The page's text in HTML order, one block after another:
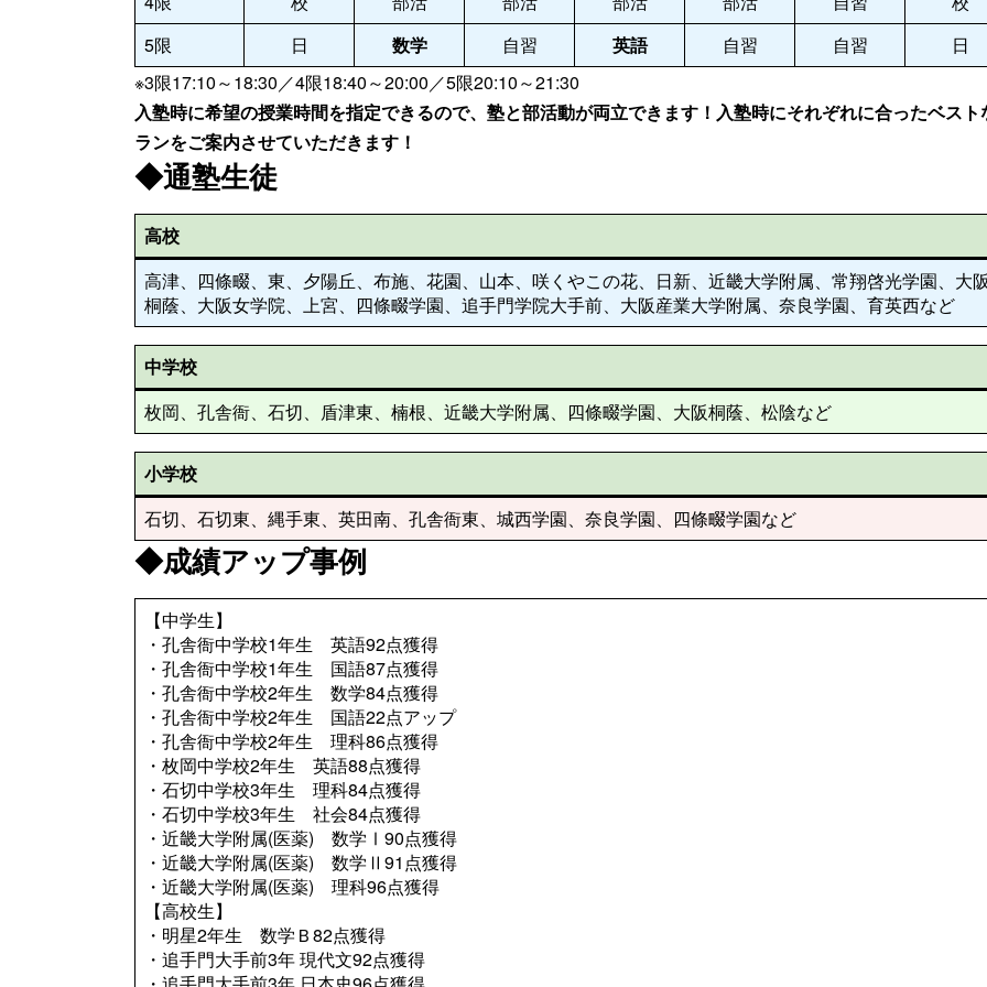
5限
日 数学 自習 英語 自習 自習
日
※3限17:10～18:30／4限18:40～20:00／5限20:10～21:30
入塾時に希望の授業時間を指定できるので、塾と部活動が両立できます！入塾時にそれぞれに合ったベスト
ランをご案内させていただきます！
◆通塾生徒
高校
高津、四條畷、東、夕陽丘、布施、花園、山本、咲くやこの花、日新、近畿大学附属、常翔啓光学園、大
桐蔭、大阪女学院、上宮、四條畷学園、追手門学院大手前、大阪産業大学附属、奈良学園、育英西など
中学校
枚岡、孔舎衙、石切、盾津東、楠根、近畿大学附属、四條畷学園、大阪桐蔭、松陰など
小学校
石切、石切東、縄手東、英田南、孔舎衙東、城西学園、奈良学園、四條畷学園など
◆成績アップ事例
【中学生】
・孔舎衙中学校1年生 英語92点獲得
・孔舎衙中学校1年生 国語87点獲得
・孔舎衙中学校2年生 数学84点獲得
・孔舎衙中学校2年生 国語22点アップ
・孔舎衙中学校2年生 理科86点獲得
・枚岡中学校2年生 英語88点獲得
・石切中学校3年生 理科84点獲得
・石切中学校3年生 社会84点獲得
・近畿大学附属(医薬) 数学Ⅰ90点獲得
・近畿大学附属(医薬) 数学Ⅱ91点獲得
・近畿大学附属(医薬) 理科96点獲得
【高校生】
・明星2年生 数学Ｂ82点獲得
・追手門大手前3年 現代文92点獲得